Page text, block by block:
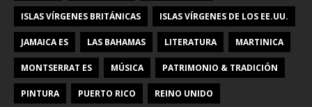
ISLAS VÍRGENES BRITÁNICAS ISLAS VÍRGENES DE LOS EE.UU.
JAMAICA ES LAS BAHAMAS LITERATURA MARTINICA
MONTSERRAT ES MÚSICA PATRIMONIO & TRADICIÓN
PINTURA PUERTO RICO REINO UNIDO